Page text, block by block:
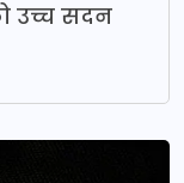
उच्च सदन